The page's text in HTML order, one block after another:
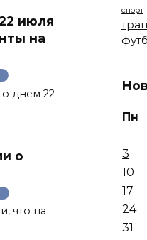
июля
на
днем 22
о
что на
спорт
Пн
3
10
17
24
31